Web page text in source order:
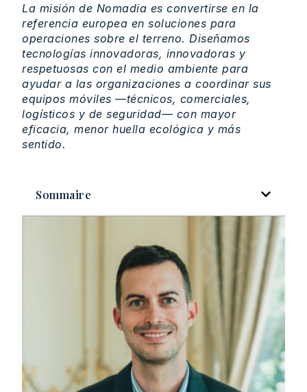
La misión de Nomadia es convertirse en la
referencia europea en soluciones para
operaciones sobre el terreno. Diseñamos
tecnologías innovadoras, innovadoras y
respetuosas con el medio ambiente para
ayudar a las organizaciones a coordinar sus
equipos móviles —técnicos, comerciales,
logísticos y de seguridad— con mayor
eficacia, menor huella ecológica y más
sentido.
Sommaire